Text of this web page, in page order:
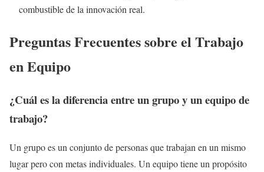
combustible de la innovación real.
Preguntas Frecuentes sobre el Trabajo
en Equipo
¿Cuál es la diferencia entre un grupo y un equipo de
trabajo?
Un grupo es un conjunto de personas que trabajan en un mismo
lugar pero con metas individuales. Un equipo tiene un propósito